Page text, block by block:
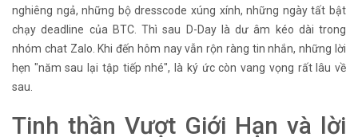
nghiêng ngả, những bộ dresscode xúng xính, những ngày tất bật
chạy deadline của BTC. Thì sau D-Day là dư âm kéo dài trong
nhóm chat Zalo. Khi đến hôm nay vẫn rộn ràng tin nhắn, những lời
hẹn "năm sau lại tập tiếp nhé", là ký ức còn vang vọng rất lâu về
sau.
Tinh thần Vượt Giới Hạn và lời